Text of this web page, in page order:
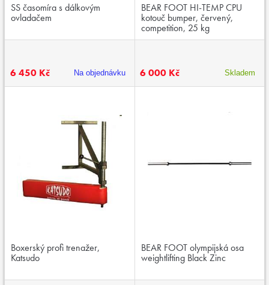
SS časomíra s dálkovým
ovladačem
6 450 Kč Na objednávku
BEAR FOOT HI-TEMP CPU
kotouč bumper, červený,
competition, 25 kg
6 000 Kč Skladem
Boxerský profi trenažer,
Katsudo
BEAR FOOT olympijská osa
weightlifting Black Zinc